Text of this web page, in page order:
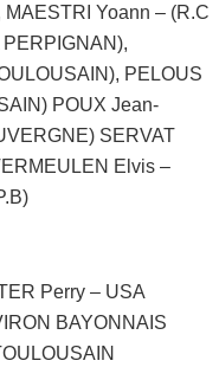
Yoann – (R.C
PELOUS
POUX Jean-
SERVAT
Elvis –
Perry – USA
BAYONNAIS